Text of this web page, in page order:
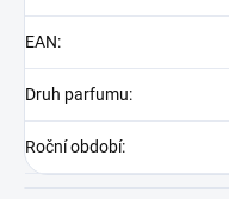
EAN:
Druh parfumu:
Roční období: